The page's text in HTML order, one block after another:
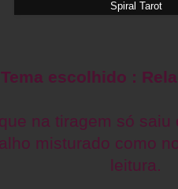
Spiral Tarot
Tema escolhido :
na tiragem só
misturado como
leitura.